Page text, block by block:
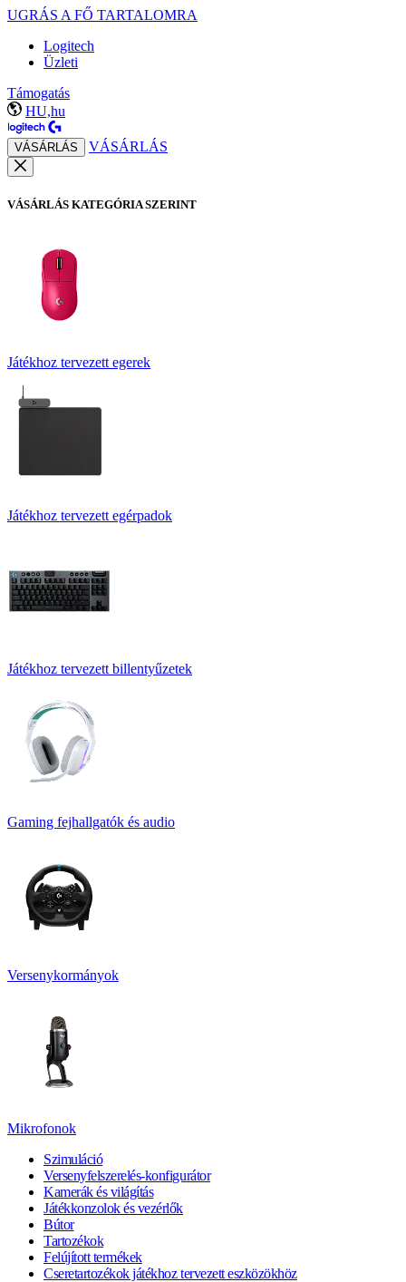
UGRÁS A FŐ TARTALOMRA
Logitech
Üzleti
Támogatás
HU,hu
VÁSÁRLÁS VÁSÁRLÁS
VÁSÁRLÁS KATEGÓRIA SZERINT
Játékhoz tervezett egerek
Játékhoz tervezett egérpadok
Játékhoz tervezett billentyűzetek
Gaming fejhallgatók és audio
Versenykormányok
Mikrofonok
Szimuláció
Versenyfelszerelés-konfigurátor
Kamerák és világítás
Játékkonzolok és vezérlők
Bútor
Tartozékok
Felújított termékek
Cseretartozékok játékhoz tervezett eszközökhöz